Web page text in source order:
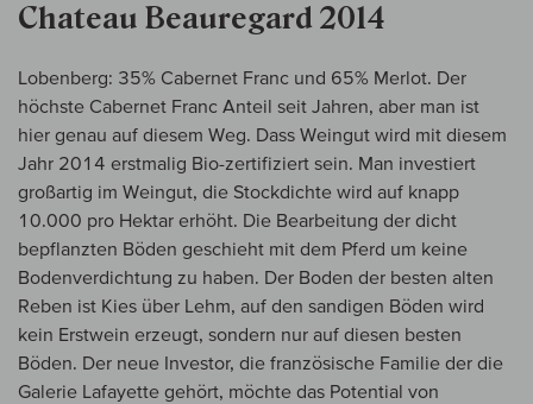
Chateau Beauregard 2014
Lobenberg: 35% Cabernet Franc und 65% Merlot. Der
höchste Cabernet Franc Anteil seit Jahren, aber man ist
hier genau auf diesem Weg. Dass Weingut wird mit diesem
Jahr 2014 erstmalig Bio-zertifiziert sein. Man investiert
großartig im Weingut, die Stockdichte wird auf knapp
10.000 pro Hektar erhöht. Die Bearbeitung der dicht
bepflanzten Böden geschieht mit dem Pferd um keine
Bodenverdichtung zu haben. Der Boden der besten alten
Reben ist Kies über Lehm, auf den sandigen Böden wird
kein Erstwein erzeugt, sondern nur auf diesen besten
Böden. Der neue Investor, die französische Familie der die
Galerie Lafayette gehört, möchte das Potential von